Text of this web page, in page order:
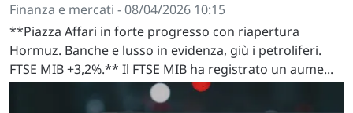
Finanza e mercati - 08/04/2026 10:15
**Piazza Affari in forte progresso con riapertura
Hormuz. Banche e lusso in evidenza, giù i petroliferi.
FTSE MIB +3,2%.** Il FTSE MIB ha registrato un aume...